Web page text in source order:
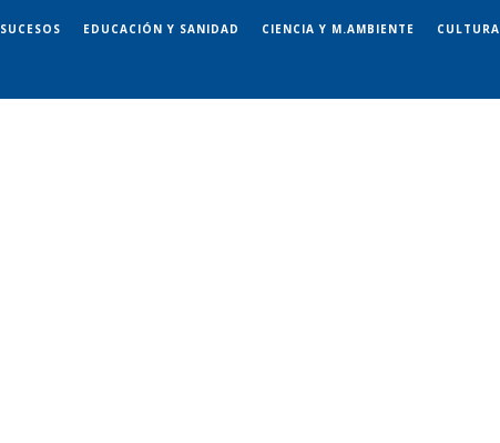
SUCESOS EDUCACIÓN Y SANIDAD CIENCIA Y M.AMBIENTE CULTURA